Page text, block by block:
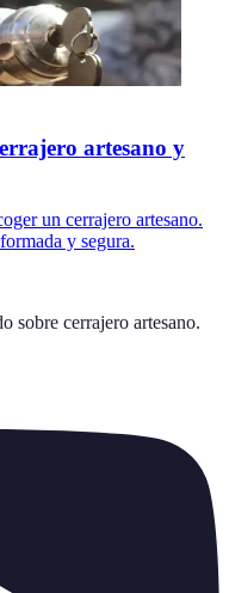
artesano y
un cerrajero artesano.
y segura.
sobre cerrajero artesano.